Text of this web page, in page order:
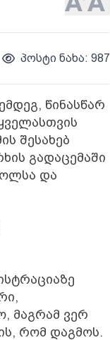
პოსტი ნახა: 987
წინასწარ
შესახებ
გადაცემაში
და
მაგრამ ვერ
რომ დაგმოს.